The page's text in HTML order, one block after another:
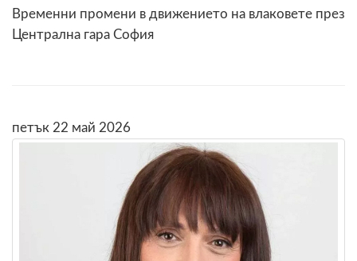
Временни промени в движението на влаковете през
Централна гара София
петък 22 май 2026